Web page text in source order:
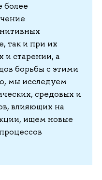
более
так и при их
и старении, а
борьбы с этими
мы исследуем
средовых и
влияющих на
ищем новые